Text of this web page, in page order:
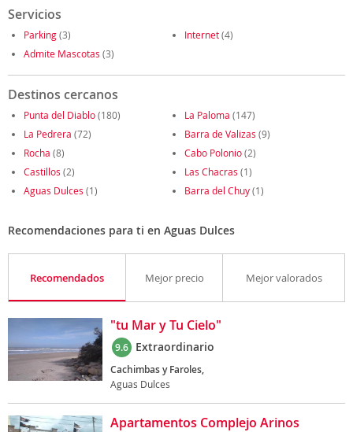
Servicios
Parking(3) Internet(4)
Admite Mascotas (3)
Destinos cercanos
Punta del Diablo(180) La Paloma (147)
La Pedrera (72) Barra de Valizas (9)
Rocha (8) Cabo Polonio(2)
Castillos (2) Las Chacras (1)
Aguas Dulces (1) Barra del Chuy(1)
Recomendaciones para ti en Aguas Dulces
Recomendados Mejor precio Mejor valorados
"tu Mar y Tu Cielo"
9.6 Extraordinario
Cachimbas y Faroles,
Aguas Dulces
Apartamentos Complejo Arinos